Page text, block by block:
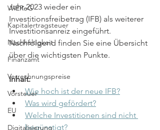
WiEReG
Kapitalertragsteuer
Nachhaltigkeit
Finanzamt
Verrechnungspreise
Vorsteuer
EU
Digitalisierung
Jahr 2023 wieder ein
Investitionsfreibetrag (IFB) als weiterer
Investitionsanreiz eingeführt.
Nachfolgend finden Sie eine Übersicht
über die wichtigsten Punkte.
Inhalt:
Wie hoch ist der neue IFB?
Was wird gefördert?
Welche Investitionen sind nicht
begünstigt?